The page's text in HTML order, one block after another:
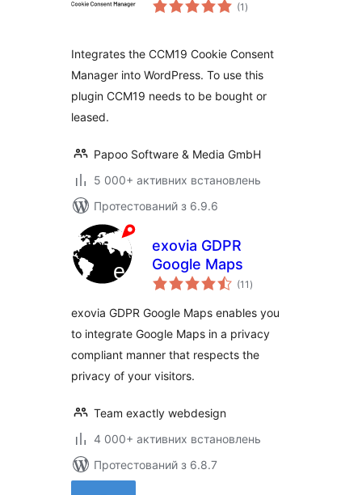
(1рейтинг
)
Integrates the CCM19 Cookie Consent
Manager into WordPress. To use this
plugin CCM19 needs to be bought or
leased.
Papoo Software & Media GmbH
5 000+ активних встановлень
Протестований з 6.9.6
exovia GDPR
Google Maps
(11 загальний
рейтинг
)
exovia GDPR Google Maps enables you
to integrate Google Maps in a privacy
compliant manner that respects the
privacy of your visitors.
Team exactly webdesign
4 000+ активних встановлень
Протестований з 6.8.7